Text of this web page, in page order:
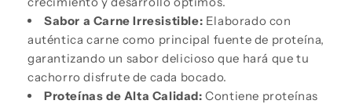
Sabor a Carne Irresistible: Elaborado con
auténtica carne como principal fuente de proteína,
garantizando un sabor delicioso que hará que tu
cachorro disfrute de cada bocado.
Proteínas de Alta Calidad: Contiene proteínas